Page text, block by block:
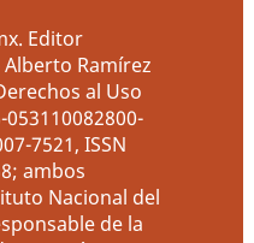
Editor
Ramírez
al Uso
053110082800-
7521, ISSN
ambos
Nacional del
de la